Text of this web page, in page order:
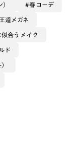
ツル部分は華や
タン系素材、鼻
ッジのインパク
な雰囲気です。
で、メガネが似
春コーデ
道メガネ
似合うメイク
ド